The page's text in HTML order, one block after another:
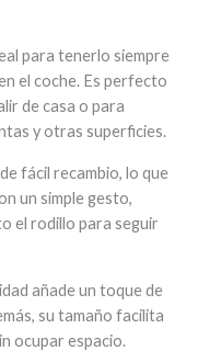
para tenerlo siempre
el coche. Es perfecto
de casa o para
y otras superficies.
fácil recambio, lo que
un simple gesto,
el rodillo para seguir
añade un toque de
su tamaño facilita
ocupar espacio.